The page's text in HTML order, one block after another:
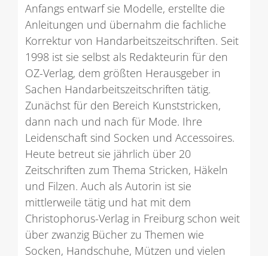
Anfangs entwarf sie Modelle, erstellte die
Anleitungen und übernahm die fachliche
Korrektur von Handarbeitszeitschriften. Seit
1998 ist sie selbst als Redakteurin für den
OZ-Verlag, dem größten Herausgeber in
Sachen Handarbeitszeitschriften tätig.
Zunächst für den Bereich Kunststricken,
dann nach und nach für Mode. Ihre
Leidenschaft sind Socken und Accessoires.
Heute betreut sie jährlich über 20
Zeitschriften zum Thema Stricken, Häkeln
und Filzen. Auch als Autorin ist sie
mittlerweile tätig und hat mit dem
Christophorus-Verlag in Freiburg schon weit
über zwanzig Bücher zu Themen wie
Socken, Handschuhe, Mützen und vielen